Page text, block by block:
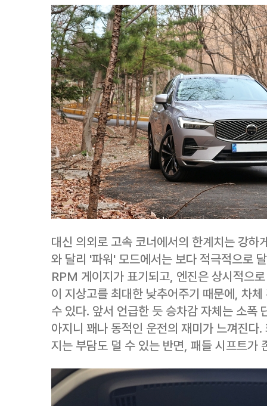
대신 의외로 고속 코너에서의 한계치는 강하
와 달리 '파워' 모드에서는 보다 적극적으로
RPM 게이지가 표기되고, 엔진은 상시적으
이 지상고를 최대한 낮추어주기 때문에, 차
수 있다. 앞서 언급한 듯 승차감 자체는 소폭
아지니 꽤나 동적인 운전의 재미가 느껴진다
지는 부담도 덜 수 있는 반면, 패들 시프트가